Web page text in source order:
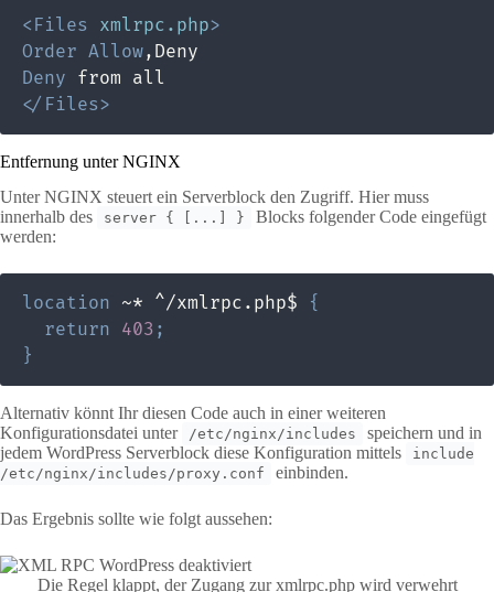
< Files xmlrpc.php>
Order Allow
Deny
</ Files>
Entfernung unter NGINX
Unter NGINX steuert ein Serverblock den Zugriff. Hier muss
innerhalb des
server { [...] }
Blocks folgender Code eingefügt
werden:
location ~* ^/xmlrpc.php$
{
return 403 ;
}
Alternativ könnt Ihr diesen Code auch in einer weiteren
Konfigurationsdatei unter
/etc/nginx/includes
speichern und in
jedem WordPress Serverblock diese Konfiguration mittels
include
/etc/nginx/includes/proxy.conf
einbinden.
Das Ergebnis sollte wie folgt aussehen:
Die Regel klappt, der Zugang zur xmlrpc.php wird verwehrt